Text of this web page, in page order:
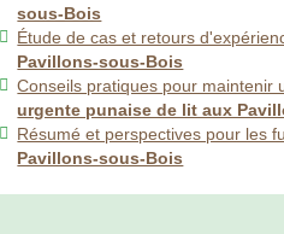
sous-Bois
Étude de cas et retours
Pavillons-sous-Bois
Conseils pratiques pour maintenir
urgente punaise de lit aux
Résumé et perspectives pour les
Pavillons-sous-Bois